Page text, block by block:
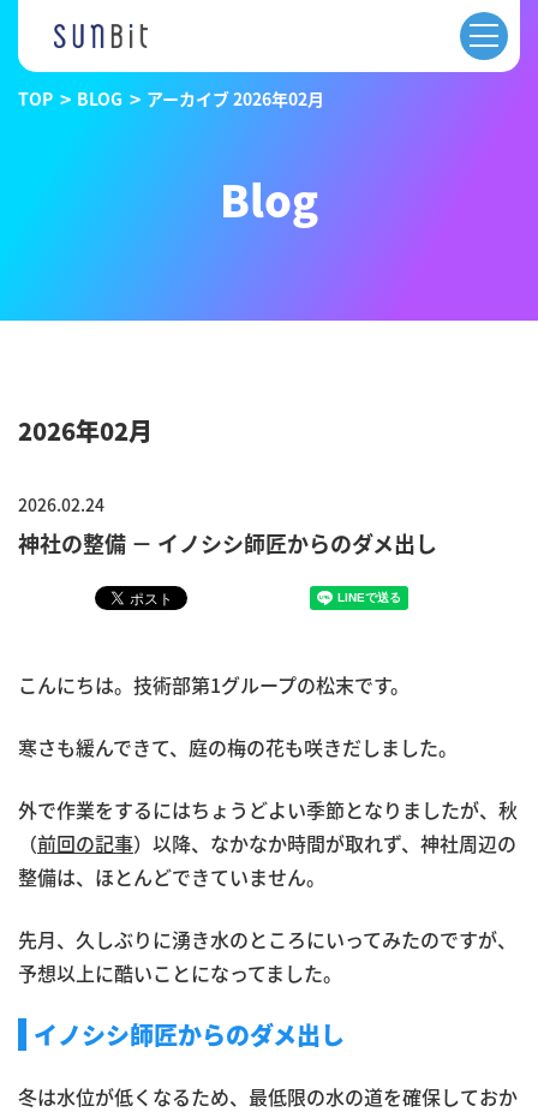
Blog
2026年02月
2026.02.24
神社の整備 － イノシシ師匠からのダメ出し
こんにちは。技術部第1グループの松末です。
寒さも緩んできて、庭の梅の花も咲きだしました。
外で作業をするにはちょうどよい季節となりましたが、秋
（前回の記事）以降、なかなか時間が取れず、神社周辺の
整備は、ほとんどできていません。
先月、久しぶりに湧き水のところにいってみたのですが、
予想以上に酷いことになってました。
イノシシ師匠からのダメ出し
冬は水位が低くなるため、最低限の水の道を確保しておか
TOP BLOG アーカイブ 2026年02月